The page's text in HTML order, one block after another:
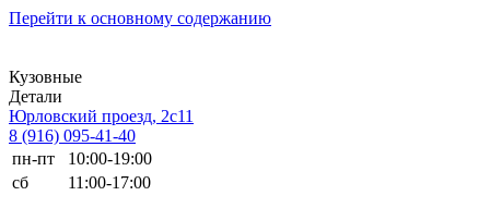
Перейти к основному содержанию
Кузовные
Детали
Юрловский проезд, 2с11
8 (916) 095-41-40
пн-пт
10:00-19:00
сб
11:00-17:00